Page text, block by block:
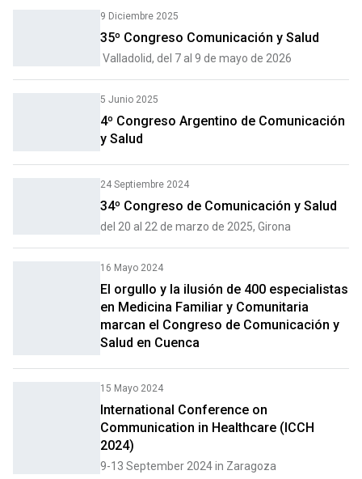
9 Diciembre 2025
35º Congreso Comunicación y Salud
Valladolid, del 7 al 9 de mayo de 2026
5 Junio 2025
4º Congreso Argentino de Comunicación
y Salud
24 Septiembre 2024
34º Congreso de Comunicación y Salud
del 20 al 22 de marzo de 2025, Girona
16 Mayo 2024
El orgullo y la ilusión de 400 especialistas
en Medicina Familiar y Comunitaria
marcan el Congreso de Comunicación y
Salud en Cuenca
15 Mayo 2024
International Conference on
Communication in Healthcare (ICCH
2024)
9-13 September 2024 in Zaragoza